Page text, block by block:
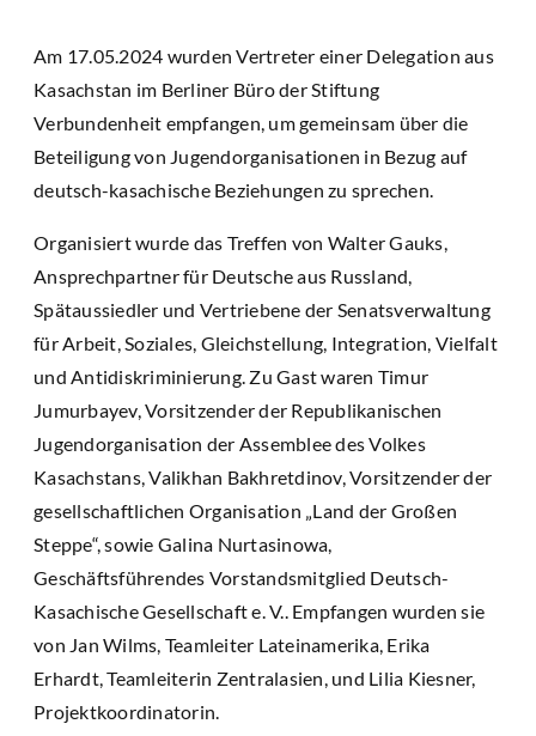
Am 17.05.2024 wurden Vertreter einer Delegation aus
Kasachstan im Berliner Büro der Stiftung
Verbundenheit empfangen, um gemeinsam über die
Beteiligung von Jugendorganisationen in Bezug auf
deutsch-kasachische Beziehungen zu sprechen.
Organisiert wurde das Treffen von Walter Gauks,
Ansprechpartner für Deutsche aus Russland,
Spätaussiedler und Vertriebene der Senatsverwaltung
für Arbeit, Soziales, Gleichstellung, Integration, Vielfalt
und Antidiskriminierung. Zu Gast waren Timur
Jumurbayev, Vorsitzender der Republikanischen
Jugendorganisation der Assemblee des Volkes
Kasachstans, Valikhan Bakhretdinov, Vorsitzender der
gesellschaftlichen Organisation „Land der Großen
Steppe“, sowie Galina Nurtasinowa,
Geschäftsführendes Vorstandsmitglied Deutsch-
Kasachische Gesellschaft e. V.. Empfangen wurden sie
von Jan Wilms, Teamleiter Lateinamerika, Erika
Erhardt, Teamleiterin Zentralasien, und Lilia Kiesner,
Projektkoordinatorin.